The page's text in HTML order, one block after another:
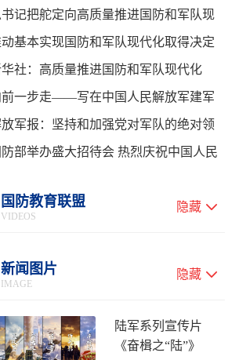
书记把舵定向高质量推进国防和军队现
基本实现国防和军队现代化取得决定
展——学习贯彻习主席在中共中央政
局第二十七次集体学习时的重要讲话
社：高质量推进国防和军队现代化
前一步走——写在中国人民解放军建军
年之际
军报：坚持和加强党对军队的绝对领
高质量推进国防和军队现代化
防部举办盛大招待会 热烈庆祝中国人民
国防教育联盟
VIDEOS
隐藏
新闻图片
IMAGE
隐藏
陆军系列宣传片
《奋楫之“陆”》